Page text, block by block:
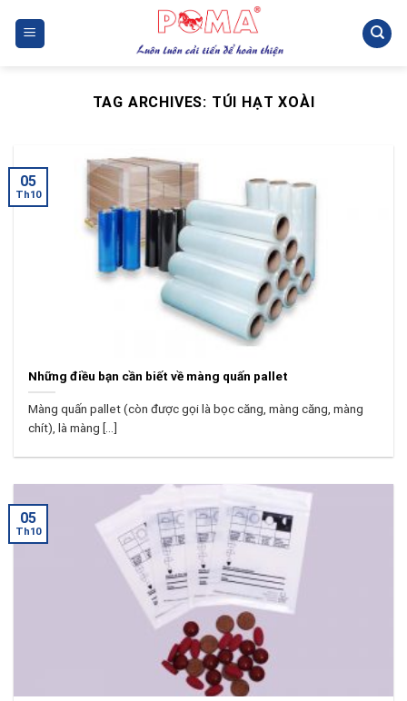
TAG ARCHIVES: TÚI HẠT XOÀI
Những điều bạn cần biết về màng quấn pallet
Màng quấn pallet (còn được gọi là bọc căng, màng căng, màng
chít), là màng [...]
05
Th10
05
Th10